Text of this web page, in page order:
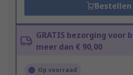
Bestellen
GRATIS bezorging voor
meer dan € 90,00
Op voorraad